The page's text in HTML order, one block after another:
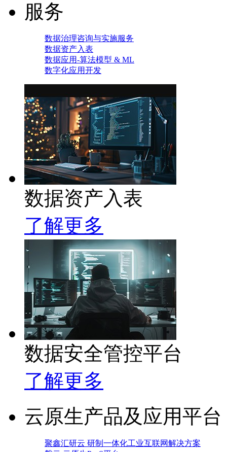
服务
数据治理咨询与实施服务
数据资产入表
数据应用-算法模型 & ML
数字化应用开发
数据资产入表
了解更多
数据安全管控平台
了解更多
云原生产品及应用平台
聚鑫汇研云 研制一体化工业互联网解决方案